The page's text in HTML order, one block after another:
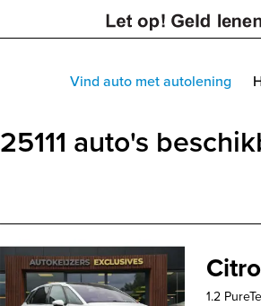
Vind auto met autolening
25111 auto's
1.2